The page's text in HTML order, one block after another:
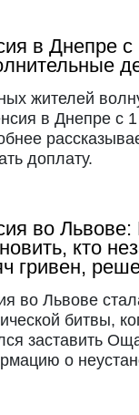
в Днепре с
жителей
в Днепре с
доплату.
во
кто
гривен,
во Львове
битвы,
заставить
о